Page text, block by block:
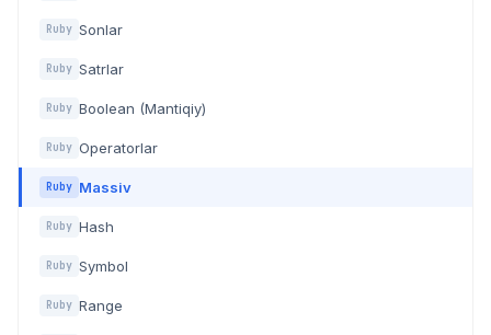
Ruby Sonlar
Ruby Satrlar
Ruby Boolean (Mantiqiy)
Ruby Operatorlar
Ruby Massiv
Ruby Hash
Ruby Symbol
Ruby Range